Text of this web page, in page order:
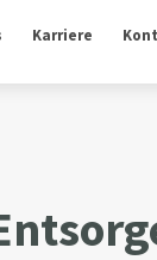
Karriere